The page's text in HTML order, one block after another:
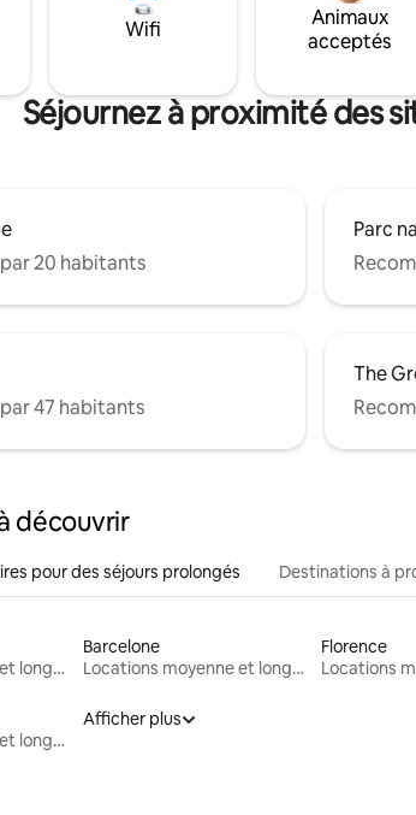
Wifi
Animaux
acceptés
Séjournez à proximité des
20 habitants
Parc
47 habitants
The
découvrir
pour des séjours prolongés Destinations à
Locations moyenne et longue durée
Barcelone
Locations moyenne et longue durée
Florence
Locations moyenne et longue durée
Afficher plus